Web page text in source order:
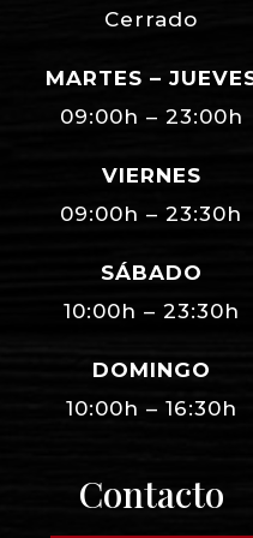
Cerrado
MARTES –
09:00h – 23:00h
VIERNES
09:00h – 23:30h
SÁBADO
10:00h – 23:30h
DOMINGO
10:00h – 16:30h
Contacto